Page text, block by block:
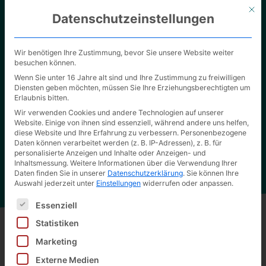
Unsere Verpackungslösungen
Überzeugen Sie sich selbst von der hohen Qualität
unserer Arbeit.
Zurück zu allen Produkten
Mit
Datenschutzeinstellungen
Wir benötigen Ihre Zustimmung, bevor Sie unsere Website weiter
besuchen können.
Wenn Sie unter 16 Jahre alt sind und Ihre Zustimmung zu freiwilligen
Diensten geben möchten, müssen Sie Ihre Erziehungsberechtigten um
Erlaubnis bitten.
Wir verwenden Cookies und andere Technologien auf unserer
Website. Einige von ihnen sind essenziell, während andere uns helfen,
diese Website und Ihre Erfahrung zu verbessern. Personenbezogene
Daten können verarbeitet werden (z. B. IP-Adressen), z. B. für
personalisierte Anzeigen und Inhalte oder Anzeigen- und
Inhaltsmessung. Weitere Informationen über die Verwendung Ihrer
Daten finden Sie in unserer Datenschutzerklärung. Sie können Ihre
Auswahl jederzeit unter Einstellungen widerrufen oder anpassen.
Es folgt eine Liste der Service-Gruppen, für die eine
Essenziell
Statistiken
Marketing
Externe Medien